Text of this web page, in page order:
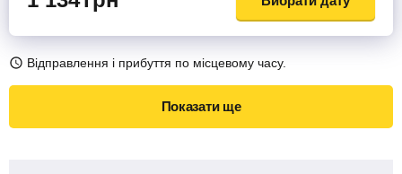
Відправлення і прибуття по місцевому часу.
Показати ще